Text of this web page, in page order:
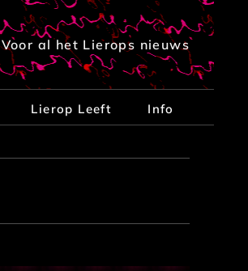
Voor al het Lierops nieuws
Lierop Leeft Info